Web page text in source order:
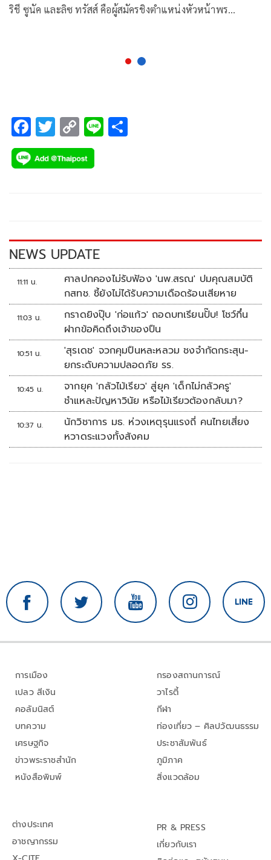
ริชี ซูนัค และลิซ ทรัสส์ คือผู้สมัครชิงตำแหน่งหัวหน้าพร…
F
ac
e
k
T
wi
tt
C
o
p
k
Li
NEWS UPDATE
11:11 น.
ศาลปกคองไม่รับฟ้อง 'นพ.สรณ' ปมคุณสมบัติ
กสทช. ชี้ยังไม่ได้รับความเดือดร้อนเสียหาย
11:03 น.
กราดยิงปุ๊บ 'ก่อแก้ว' ถอดบทเรียนปั๊บ! โชว์กึ๋น
ฝากข้อคิดถึงเจ้าของปืน
10:51 น.
'สุรเดช' จวกคุมปืนหละหลวม ชงจำกัดกระสุน-
ยกระดับความปลอดภัย รร.
10:45 น.
จากยุค 'กลัวไม้เรียว' สู่ยุค 'เด็กไม่กลัวครู'
ชำแหละปัญหาวินัย หรือไม้เรียวต้องกลับมา?
10:37 น.
นักวิชาการ มธ. ห่วงเหตุรุนแรงถี่ คนไทยเสี่ยง
หวาดระแวงทั้งสังคม
การเมือง
เปลว สีเงิน
คอลัมนิสต์
บทความ
เศรษฐกิจ
ข่าวพระราชสำนัก
หนังสือพิมพ์
กรองสถานการณ์
วาไรตี้
กีฬา
ท่องเที่ยว – ศิลปวัฒนธรรม
ประชาสัมพันธ์
ภูมิภาค
สิ่งแวดล้อม
ต่างประเทศ
อาชญากรรม
PR & PRESS
เกี่ยวกับเรา